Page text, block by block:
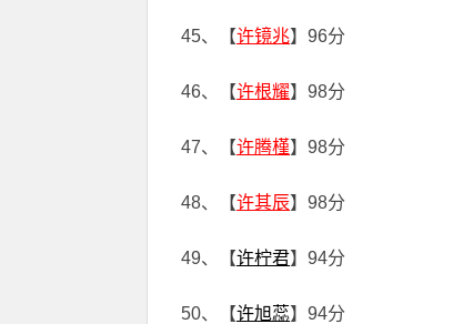
45、【许镜兆】96分
46、【许根耀】98分
47、【许腾槿】98分
48、【许其辰】98分
49、【许柠君】94分
50、【许旭蕊】94分